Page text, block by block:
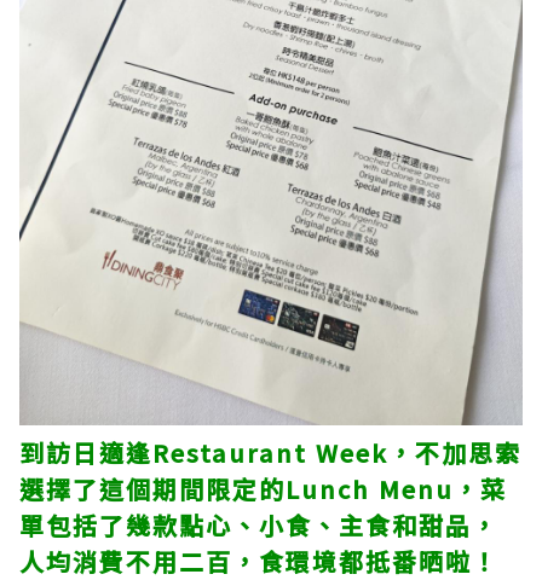
到訪日適逢Restaurant Week，不加思索
選擇了這個期間限定的Lunch Menu，菜
單包括了幾款點心、小食、主食和甜品，
人均消費不用二百，食環境都抵番晒啦！